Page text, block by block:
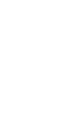
đến trung
xe dễ
– 45 USD,